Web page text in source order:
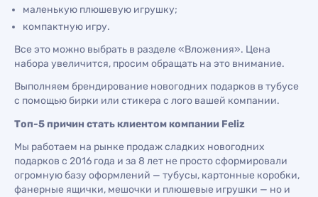
маленькую плюшевую игрушку;
компактную игру.
Все это можно выбрать в разделе «Вложения». Цена
набора увеличится, просим обращать на это внимание.
Выполняем брендирование новогодних подарков в тубусе
с помощью бирки или стикера с лого вашей компании.
Топ-5 причин стать клиентом компании Feliz
Мы работаем на рынке продаж сладких новогодних
подарков с 2016 года и за 8 лет не просто сформировали
огромную базу оформлений — тубусы, картонные коробки,
фанерные ящички, мешочки и плюшевые игрушки — но и